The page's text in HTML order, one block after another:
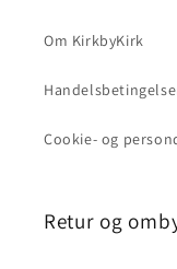
Om KirkbyKirk
Cookie- og
Retur og